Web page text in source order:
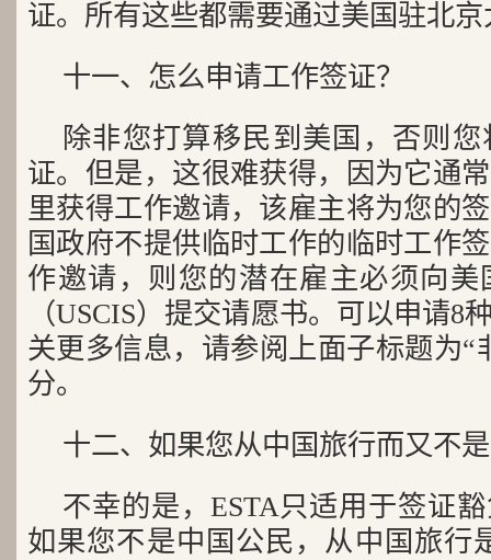
证。所有这些都需要通过美国驻北
十一、怎么申请工作签证？
除非您打算移民到美国，否则
证。但是，这很难获得，因为它通
里获得工作邀请，该雇主将为您的
国政府不提供临时工作的临时工作
作邀请，则您的潜在雇主必须向
（USCIS）提交请愿书。可以申请8
关更多信息，请参阅上面子标题为“
分。
十二、如果您从中国旅行而又不
不幸的是，ESTA只适用于签证
如果您不是中国公民，从中国旅行